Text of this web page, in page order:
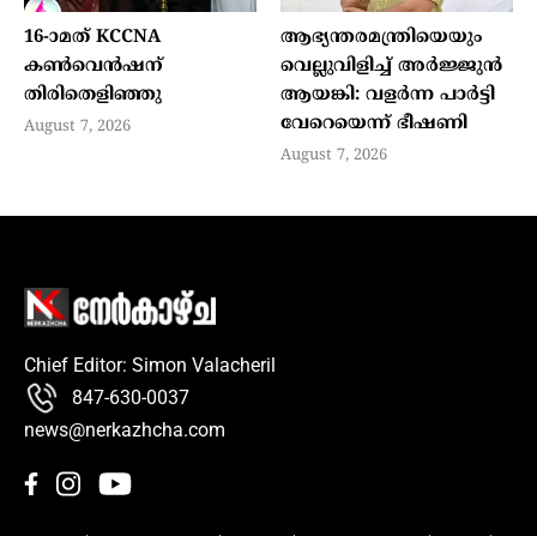
16-ാമത് KCCNA
കൺവെൻഷന്
തിരിതെളിഞ്ഞു
August 7, 2026
ആഭ്യന്തരമന്ത്രിയെയും
വെല്ലുവിളിച്ച് അര്‍ജ്ജുന്‍
ആയങ്കി: വളര്‍ന്ന പാര്‍ട്ടി
വേറെയെന്ന് ഭീഷണി
August 7, 2026
Chief Editor: Simon Valacheril
847-630-0037
news@nerkazhcha.com